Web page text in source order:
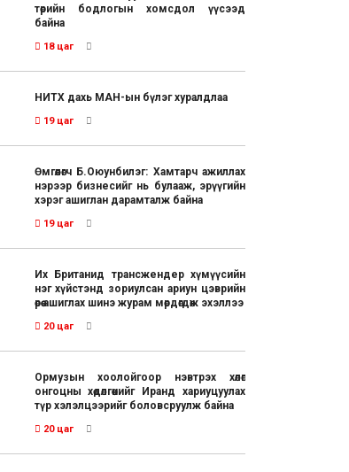
төрийн бодлогын хомсдол үүсээд
байна
18 цаг
НИТХ дахь МАН-ын бүлэг хуралдлаа
19 цаг
Өмгөөлөгч Б.Оюунбилэг: Хамтарч ажиллах
нэрээр бизнесийг нь булааж, эрүүгийн
хэрэг ашиглан дарамталж байна
19 цаг
Их Британид трансжендер хүмүүсийн
нэг хүйстэнд зориулсан ариун цэврийн
өрөө ашиглах шинэ журам мөрдөгдөж эхэллээ
20 цаг
Ормузын хоолойгоор нэвтрэх хөлөг
онгоцны хөдөлгөөнийг Иранд хариуцуулах
түр хэлэлцээрийг боловсруулж байна
20 цаг